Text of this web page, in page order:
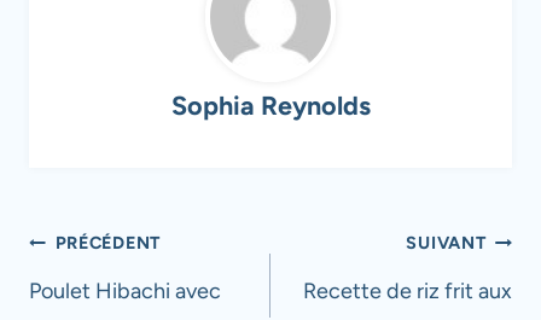
Sophia Reynolds
Navigation
de
PRÉCÉDENT
Poulet Hibachi avec
SUIVANT
Recette de riz frit aux